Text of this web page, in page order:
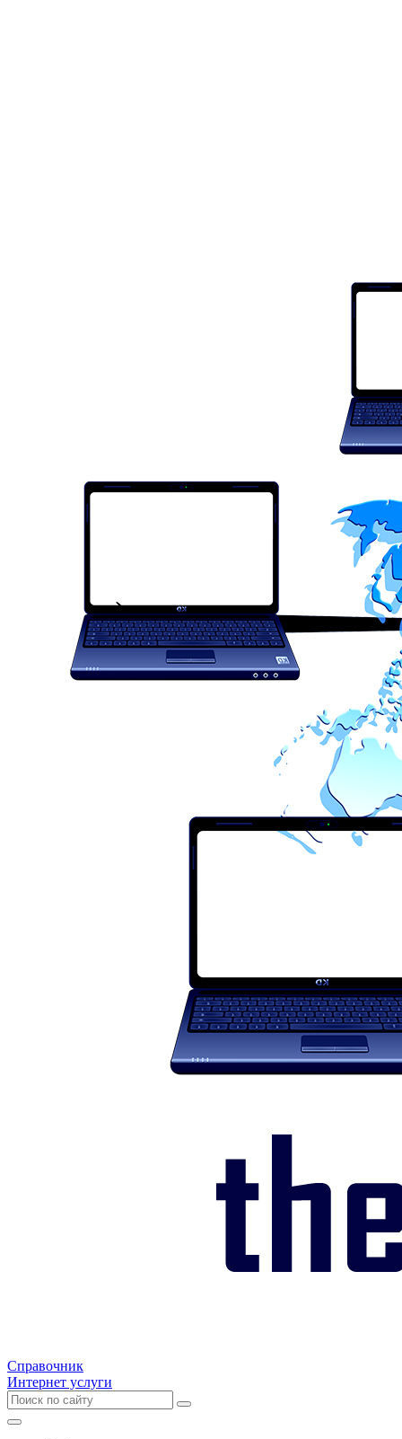
Справочник
Интернет услуги